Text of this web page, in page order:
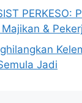
PERKESO:
&
Jadi